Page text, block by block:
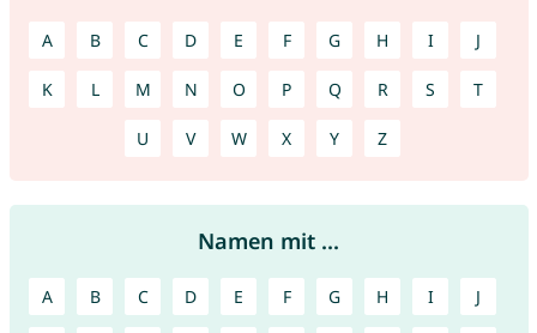
A B C D E F G H I J
K L M N O P Q R S T
U V W X Y Z
Namen mit ...
A B C D E F G H I J